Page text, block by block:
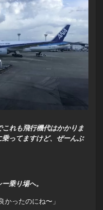
れも飛行機代はかかりま
ってますけど、ぜーんぶ
乗り場へ。
かったのにね〜」